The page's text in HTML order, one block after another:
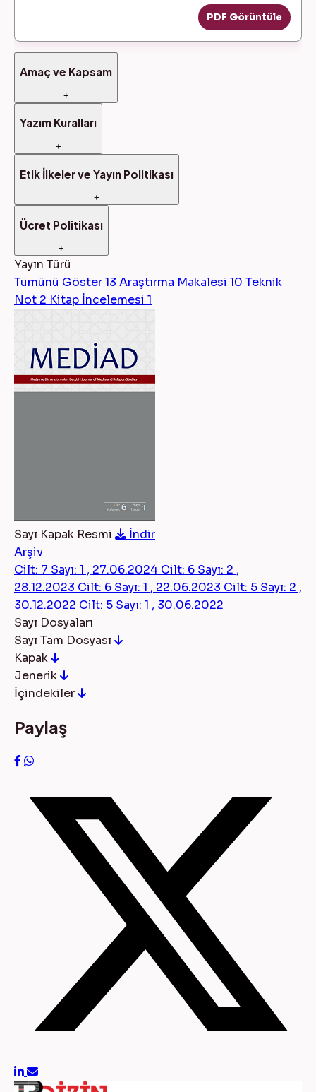
PDF Görüntüle
Amaç ve Kapsam
+
Yazım Kuralları
+
Etik İlkeler ve Yayın Politikası
+
Ücret Politikası
+
Yayın Türü
Tümünü Göster13 Araştırma Makalesi 10 Teknik
Not 2 Kitap İncelemesi 1
Sayı Kapak Resmi
İndir
Arşiv
Cilt: 7 Sayı: 1 , 27.06.2024 Cilt: 6 Sayı: 2 ,
28.12.2023 Cilt: 6 Sayı: 1 , 22.06.2023 Cilt: 5 Sayı: 2 ,
30.12.2022 Cilt: 5 Sayı: 1 , 30.06.2022
Sayı Dosyaları
Sayı Tam Dosyası
Kapak
Jenerik
İçindekiler
Paylaş